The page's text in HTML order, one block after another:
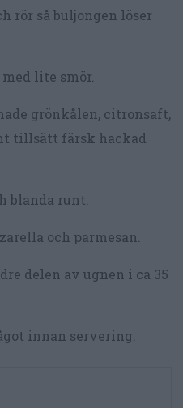
rör så buljongen löser
lite smör.
grönkålen, citronsaft,
tillsätt färsk hackad
blanda runt.
och parmesan.
delen av ugnen i ca 35
innan servering.